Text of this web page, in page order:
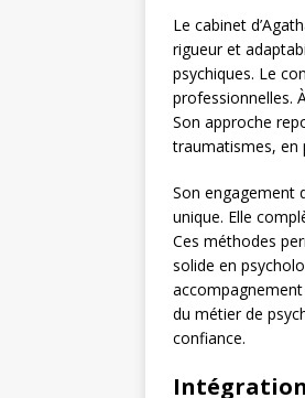
Le cabinet
rigueur et
psychiques. Le
professionnelles.
Son approche
traumatismes, en
Son engagement
unique. Elle
Ces méthodes
solide en
du métier de
confiance.